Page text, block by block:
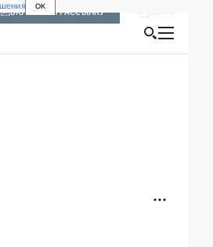
OK
ВКЛЮЧИТЬ РАССЫЛКУ